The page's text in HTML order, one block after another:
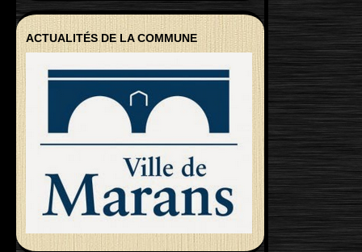
ACTUALITÉS DE LA COMMUNE